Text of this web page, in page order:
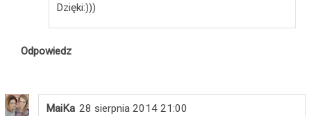
Dzięki:)))
Odpowiedz
MaiKa 28 sierpnia 2014 21:00